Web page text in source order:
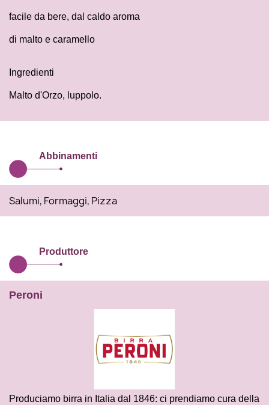
facile da bere, dal caldo aroma
di malto e caramello
Ingredienti
Malto d'Orzo, luppolo.
Abbinamenti
Salumi, Formaggi, Pizza
Produttore
Peroni
Produciamo birra in Italia dal 1846: ci prendiamo cura della